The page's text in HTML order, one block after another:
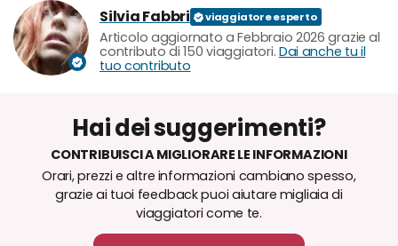
Silvia Fabbri
Articolo aggiornato a Febbraio 2026 grazie al
contributo di 150 viaggiatori. Dai anche tu il
tuo contributo
Hai dei suggerimenti?
CONTRIBUISCI A MIGLIORARE LE INFORMAZIONI
Orari, prezzi e altre informazioni cambiano spesso,
grazie ai tuoi feedback puoi aiutare migliaia di
viaggiatori come te.